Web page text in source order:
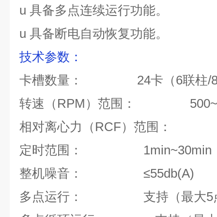
u 具备多点连续运行功能。
u 具备断电自动恢复功能。
技术参数 ：
卡槽数量：
24卡（6联柱/
转速（ RPM ） 范围： 500~
相对离心力（ RCF）范围：
定时范围：
1min~30min
整机噪音：
≤55db(A)
多点运行：
支持（最大5